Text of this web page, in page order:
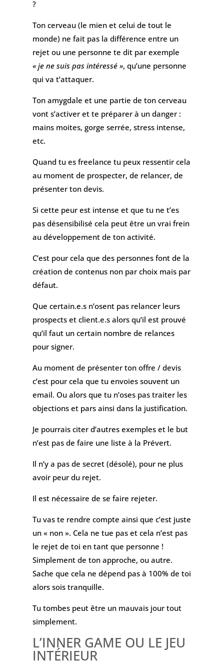
?
Ton cerveau (le mien et celui de tout le
monde) ne fait pas la différence entre un
rejet ou une personne te dit par exemple
« je ne suis pas intéressé », qu’une personne
qui va t’attaquer.
Ton amygdale et une partie de ton cerveau
vont s’activer et te préparer à un danger :
mains moites, gorge serrée, stress intense,
etc.
Quand tu es freelance tu peux ressentir cela
au moment de prospecter, de relancer, de
présenter ton devis.
Si cette peur est intense et que tu ne t’es
pas désensibilisé cela peut être un vrai frein
au développement de ton activité.
C’est pour cela que des personnes font de la
création de contenus non par choix mais par
défaut.
Que certain.e.s n’osent pas relancer leurs
prospects et client.e.s alors qu’il est prouvé
qu’il faut un certain nombre de relances
pour signer.
Au moment de présenter ton offre / devis
c’est pour cela que tu envoies souvent un
email. Ou alors que tu n’oses pas traiter les
objections et pars ainsi dans la justification.
Je pourrais citer d’autres exemples et le but
n’est pas de faire une liste à la Prévert.
Il n’y a pas de secret (désolé), pour ne plus
avoir peur du rejet.
Il est nécessaire de se faire rejeter.
Tu vas te rendre compte ainsi que c’est juste
un « non ». Cela ne tue pas et cela n’est pas
le rejet de toi en tant que personne !
Simplement de ton approche, ou autre.
Sache que cela ne dépend pas à 100% de toi
alors sois tranquille.
Tu tombes peut être un mauvais jour tout
simplement.
L’INNER GAME OU LE JEU
INTÉRIEUR